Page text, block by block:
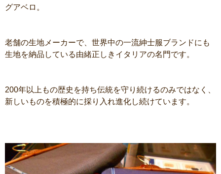
グアベロ。
老舗の生地メーカーで、世界中の一流紳士服ブランドにも
生地を納品している由緒正しきイタリアの名門です。
200年以上もの歴史を持ち伝統を守り続けるのみではなく、
新しいものを積極的に採り入れ進化し続けています。